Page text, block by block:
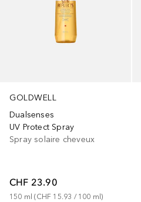
GOLDWELL
Dualsenses
UV Protect Spray
Spray solaire cheveux
CHF 23.90
150 ml (CHF 15.93 / 100 ml)